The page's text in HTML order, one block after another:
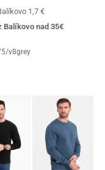
1,7 €
Balíkovo nad 35€
v8grey